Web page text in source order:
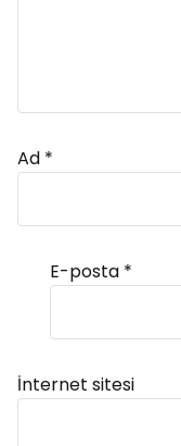
Ad *
E-posta *
İnternet sitesi
Alternative: